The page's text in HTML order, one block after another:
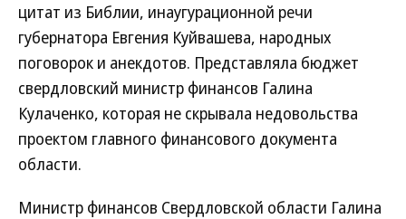
цитат из Библии, инаугурационной речи
губернатора Евгения Куйвашева, народных
поговорок и анекдотов. Представляла бюджет
свердловский министр финансов Галина
Кулаченко, которая не скрывала недовольства
проектом главного финансового документа
области.
Министр финансов Свердловской области Галина